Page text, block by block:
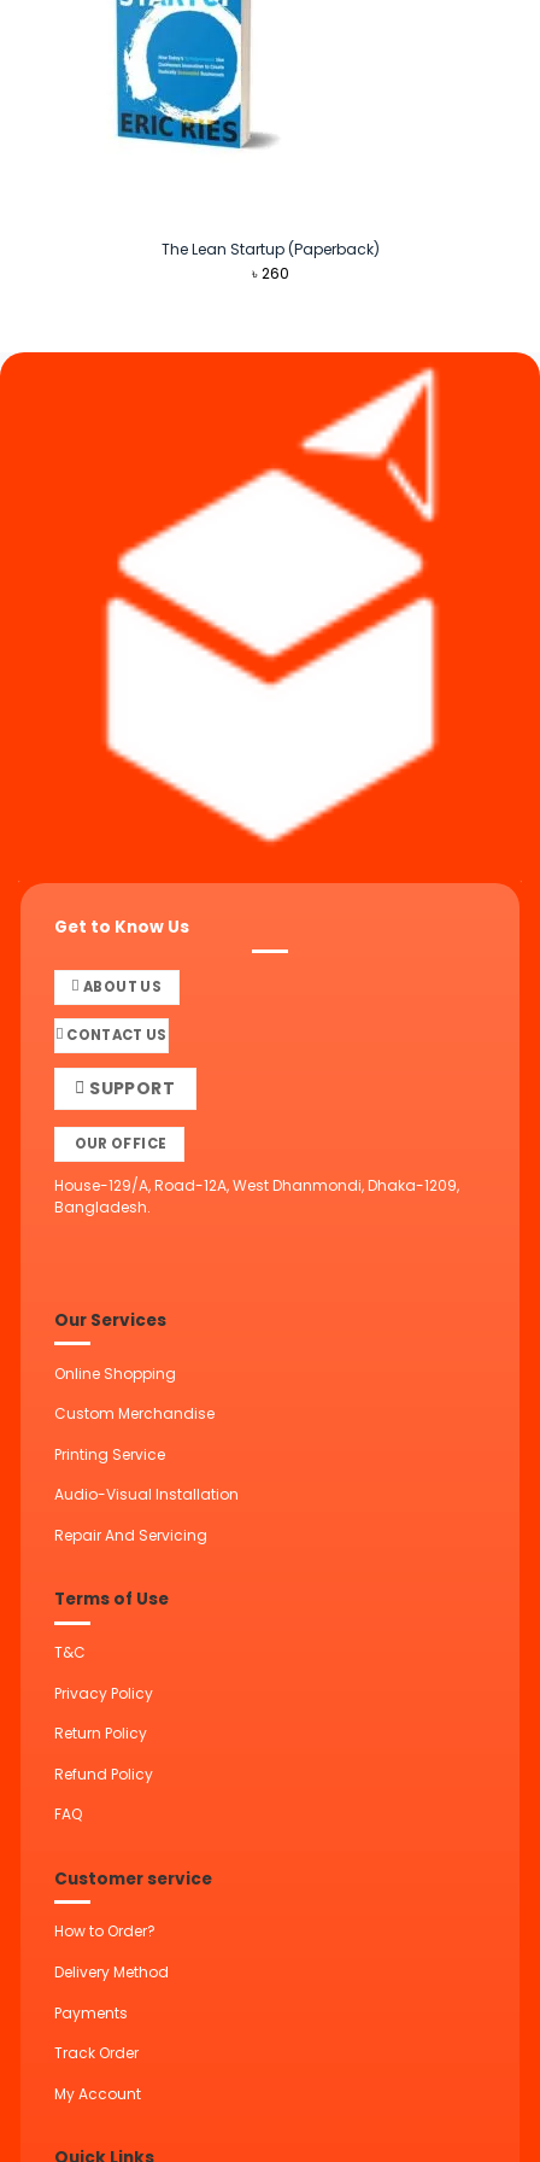
The Lean Startup (Paperback)
৳260
Get to Know Us
ABOUT US
CONTACT US
SUPPORT
OUR OFFICE
House-129/A, Road-12A, West Dhanmondi, Dhaka-1209,
Bangladesh.
Our Services
Online Shopping
Custom Merchandise
Printing Service
Audio-Visual Installation
Repair And Servicing
Terms of Use
T&C
Privacy Policy
Return Policy
Refund Policy
FAQ
Customer service
How to Order?
Delivery Method
Payments
Track Order
My Account